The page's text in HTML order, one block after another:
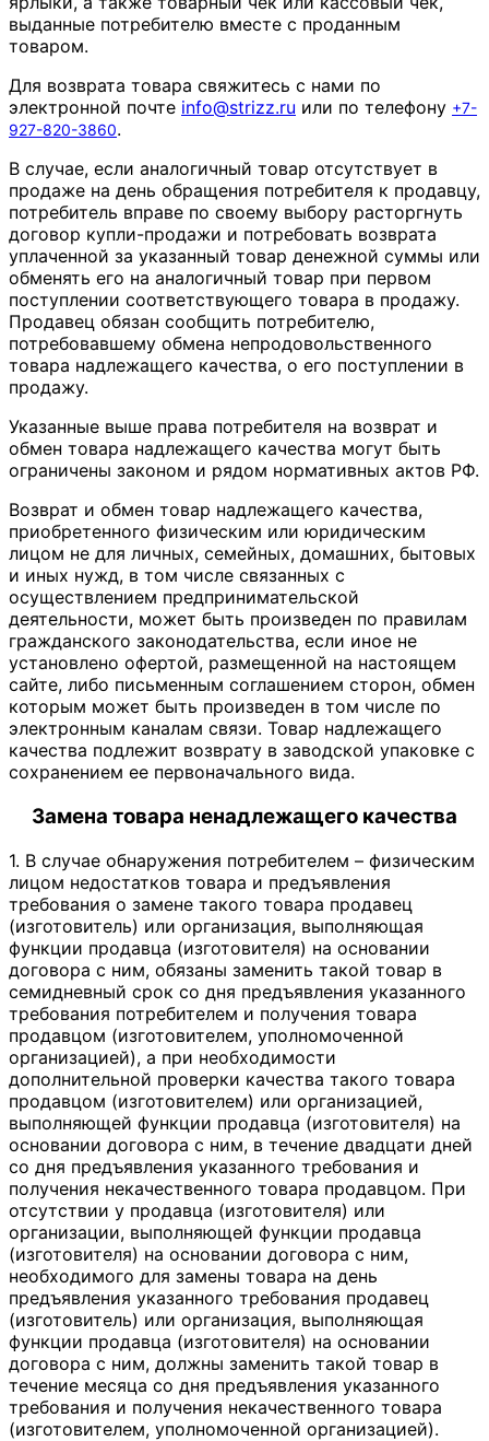
выданные потребителю вместе с проданным
товаром.
Для возврата товара свяжитесь с нами по
электронной почте info@strizz.ru или по телефону +7-
927-820-3860.
В случае, если аналогичный товар отсутствует в
продаже на день обращения потребителя к продавцу,
потребитель вправе по своему выбору расторгнуть
договор купли-продажи и потребовать возврата
уплаченной за указанный товар денежной суммы или
обменять его на аналогичный товар при первом
поступлении соответствующего товара в продажу.
Продавец обязан сообщить потребителю,
потребовавшему обмена непродовольственного
товара надлежащего качества, о его поступлении в
продажу.
Указанные выше права потребителя на возврат и
обмен товара надлежащего качества могут быть
ограничены законом и рядом нормативных актов РФ.
Возврат и обмен товар надлежащего качества,
приобретенного физическим или юридическим
лицом не для личных, семейных, домашних, бытовых
и иных нужд, в том числе связанных с
осуществлением предпринимательской
деятельности, может быть произведен по правилам
гражданского законодательства, если иное не
установлено офертой, размещенной на настоящем
сайте, либо письменным соглашением сторон, обмен
которым может быть произведен в том числе по
электронным каналам связи. Товар надлежащего
качества подлежит возврату в заводской упаковке с
сохранением ее первоначального вида.
Замена товара ненадлежащего качества
1. В случае обнаружения потребителем – физическим
лицом недостатков товара и предъявления
требования о замене такого товара продавец
(изготовитель) или организация, выполняющая
функции продавца (изготовителя) на основании
договора с ним, обязаны заменить такой товар в
семидневный срок со дня предъявления указанного
требования потребителем и получения товара
продавцом (изготовителем, уполномоченной
организацией), а при необходимости
дополнительной проверки качества такого товара
продавцом (изготовителем) или организацией,
выполняющей функции продавца (изготовителя) на
основании договора с ним, в течение двадцати дней
со дня предъявления указанного требования и
получения некачественного товара продавцом. При
отсутствии у продавца (изготовителя) или
организации, выполняющей функции продавца
(изготовителя) на основании договора с ним,
необходимого для замены товара на день
предъявления указанного требования продавец
(изготовитель) или организация, выполняющая
функции продавца (изготовителя) на основании
договора с ним, должны заменить такой товар в
течение месяца со дня предъявления указанного
требования и получения некачественного товара
(изготовителем, уполномоченной организацией).